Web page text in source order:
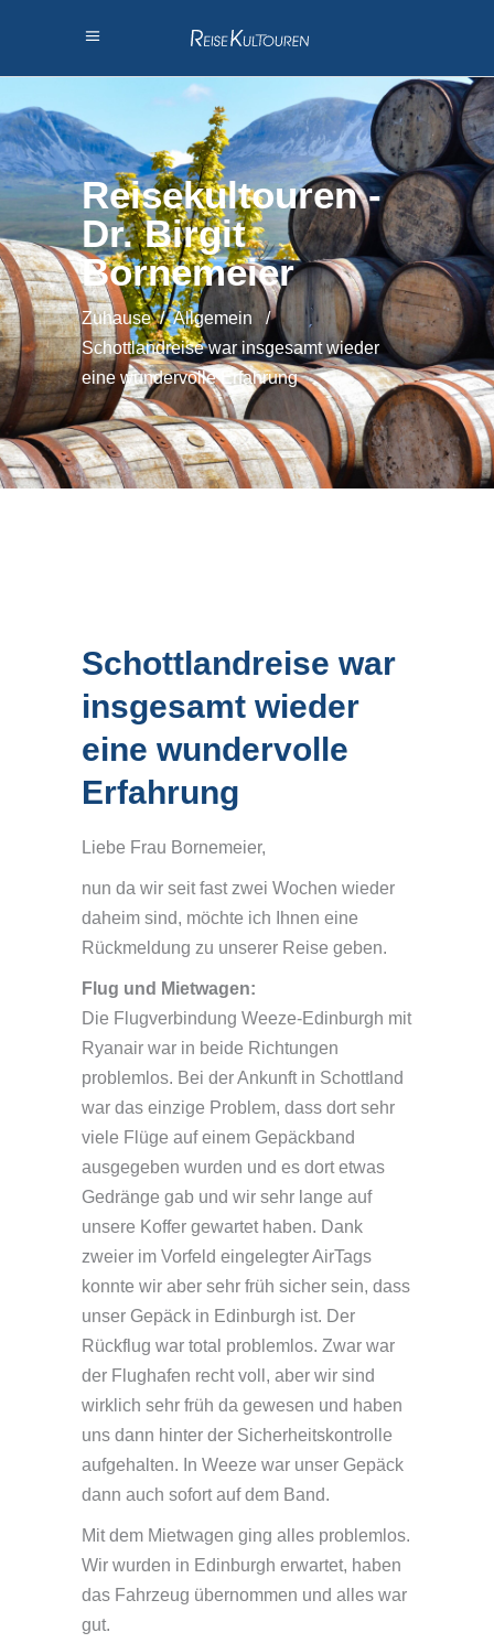
Reisekultouren -
Dr. Birgit
Bornemeier
Zuhause/Allgemein /
Schottlandreise war insgesamt wieder
eine wundervolle Erfahrung
Schottlandreise war
insgesamt wieder
eine wundervolle
Erfahrung
Liebe Frau Bornemeier,
nun da wir seit fast zwei Wochen wieder
daheim sind, möchte ich Ihnen eine
Rückmeldung zu unserer Reise geben.
Flug und Mietwagen:
Die Flugverbindung Weeze-Edinburgh mit
Ryanair war in beide Richtungen
problemlos. Bei der Ankunft in Schottland
war das einzige Problem, dass dort sehr
viele Flüge auf einem Gepäckband
ausgegeben wurden und es dort etwas
Gedränge gab und wir sehr lange auf
unsere Koffer gewartet haben. Dank
zweier im Vorfeld eingelegter AirTags
konnte wir aber sehr früh sicher sein, dass
unser Gepäck in Edinburgh ist. Der
Rückflug war total problemlos. Zwar war
der Flughafen recht voll, aber wir sind
wirklich sehr früh da gewesen und haben
uns dann hinter der Sicherheitskontrolle
aufgehalten. In Weeze war unser Gepäck
dann auch sofort auf dem Band.
Mit dem Mietwagen ging alles problemlos.
Wir wurden in Edinburgh erwartet, haben
das Fahrzeug übernommen und alles war
gut.